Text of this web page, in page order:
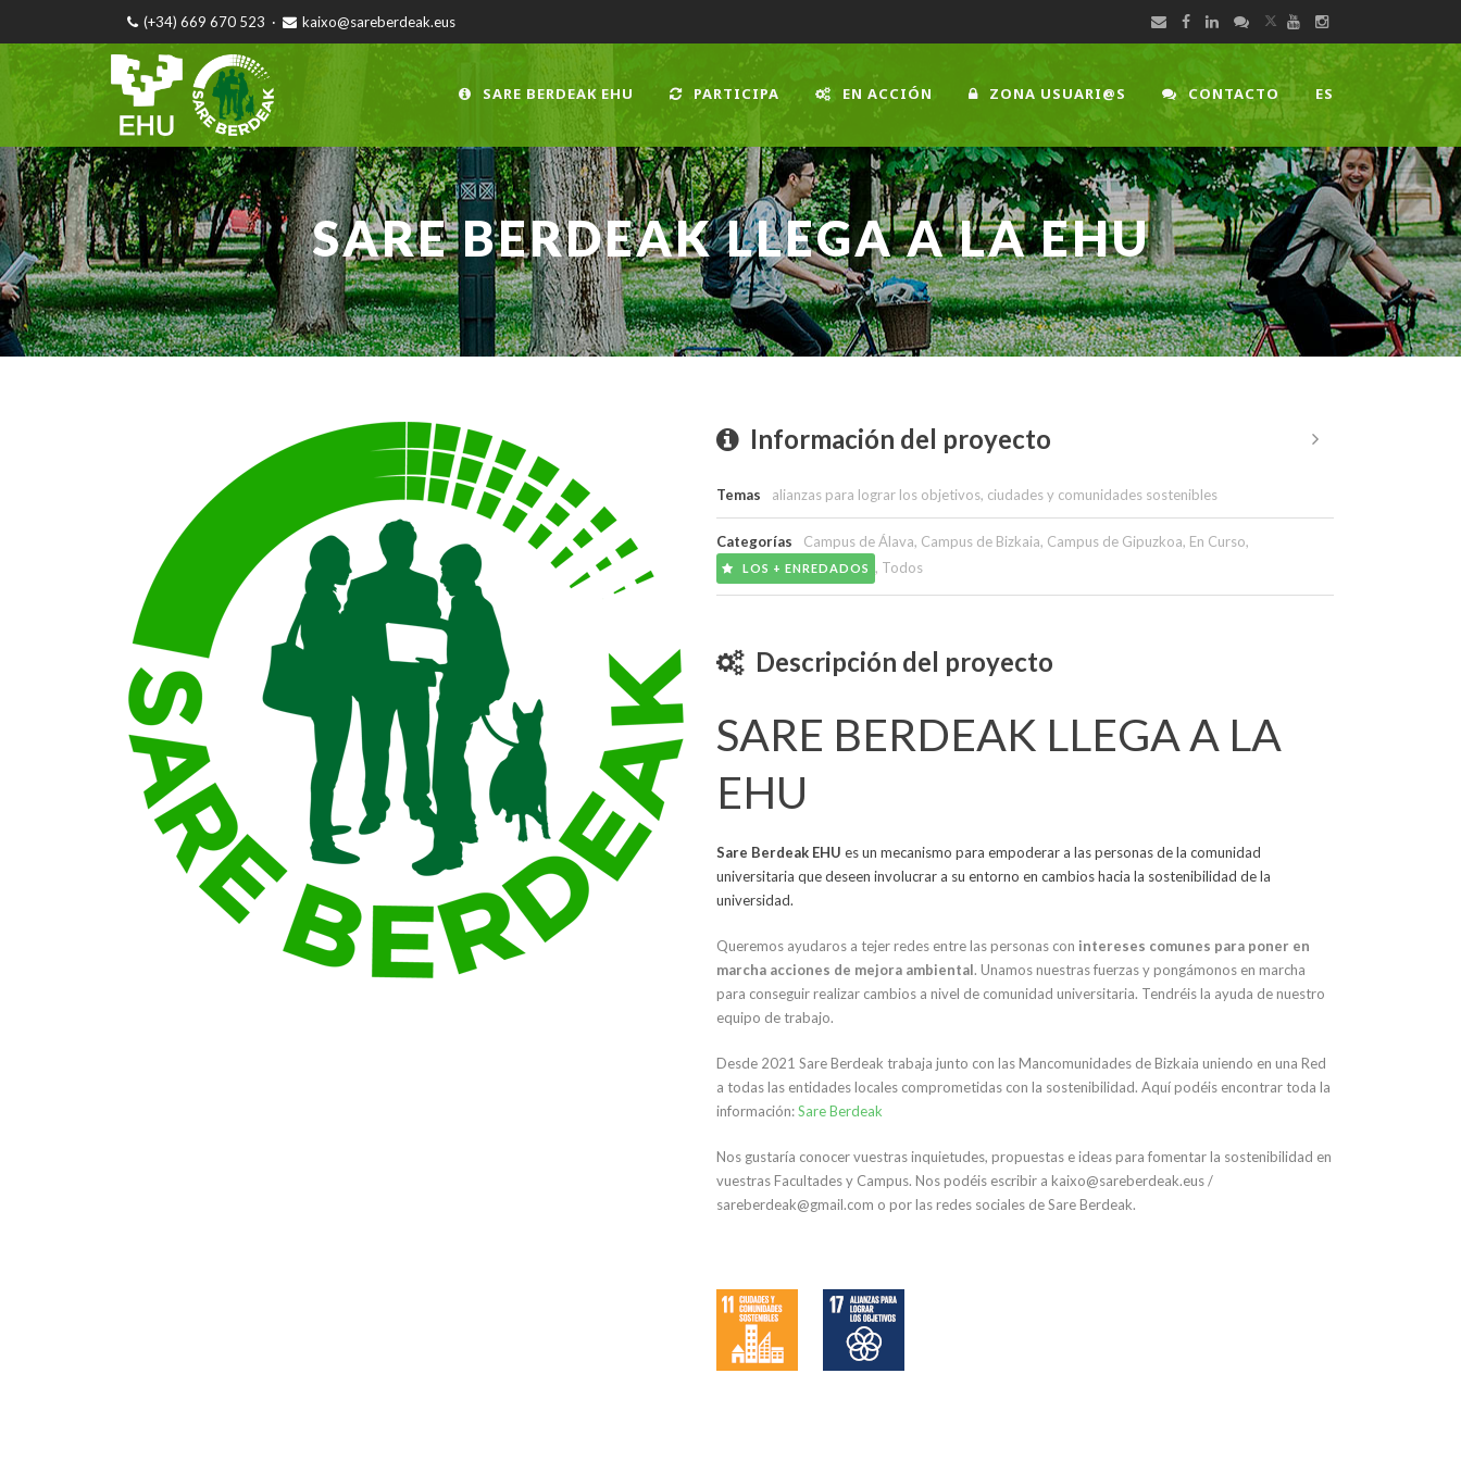
(+34) 669 670 523 · kaixo@sareberdeak.eus
SARE BERDEAK EHU PARTICIPA EN ACCIÓN ZONA USUARI@S CONTACTO ES
SARE BERDEAK LLEGA A LA EHU
Información del proyecto
Temas alianzas para lograr los objetivos, ciudades y comunidades sostenibles
Categorías Campus de Álava, Campus de Bizkaia, Campus de Gipuzkoa, En Curso,
LOS + ENREDADOS , Todos
Descripción del proyecto
SARE BERDEAK LLEGA A LA
EHU
Sare Berdeak EHU es un mecanismo para empoderar a las personas de la comunidad
universitaria que deseen involucrar a su entorno en cambios hacia la sostenibilidad de la
universidad.
Queremos ayudaros a tejer redes entre las personas con intereses comunes para poner en
marcha acciones de mejora ambiental. Unamos nuestras fuerzas y pongámonos en marcha
para conseguir realizar cambios a nivel de comunidad universitaria. Tendréis la ayuda de nuestro
equipo de trabajo.
Desde 2021 Sare Berdeak trabaja junto con las Mancomunidades de Bizkaia uniendo en una Red
a todas las entidades locales comprometidas con la sostenibilidad. Aquí podéis encontrar toda la
información:Sare Berdeak
Nos gustaría conocer vuestras inquietudes, propuestas e ideas para fomentar la sostenibilidad en
vuestras Facultades y Campus. Nos podéis escribir a kaixo@sareberdeak.eus /
sareberdeak@gmail.com o por las redes sociales de Sare Berdeak.